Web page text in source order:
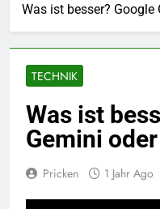
Was ist besser? Google
TECHNIK
Was ist
Gemini
Pricken 1 Jahr Ago